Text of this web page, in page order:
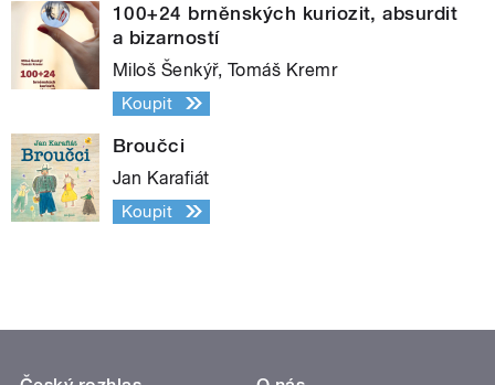
100+24 brněnských kuriozit, absurdit
a bizarností
Miloš Šenkýř, Tomáš Kremr
Koupit
Broučci
Jan Karafiát
Koupit